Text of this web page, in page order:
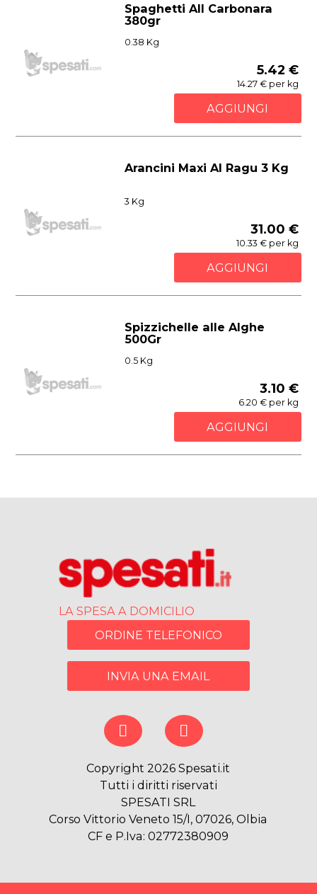
Spaghetti All Carbonara
380gr
0.38 Kg
5.42 €
14.27 € per kg
AGGIUNGI
Arancini Maxi Al Ragu 3 Kg
3 Kg
31.00 €
10.33 € per kg
AGGIUNGI
Spizzichelle alle Alghe
500Gr
0.5 Kg
3.10 €
6.20 € per kg
AGGIUNGI
LA SPESA A DOMICILIO
ORDINE TELEFONICO
INVIA UNA EMAIL
Copyright 2026 Spesati.it
Tutti i diritti riservati
SPESATI SRL
Corso Vittorio Veneto 15/I, 07026, Olbia
CF e P.Iva: 02772380909